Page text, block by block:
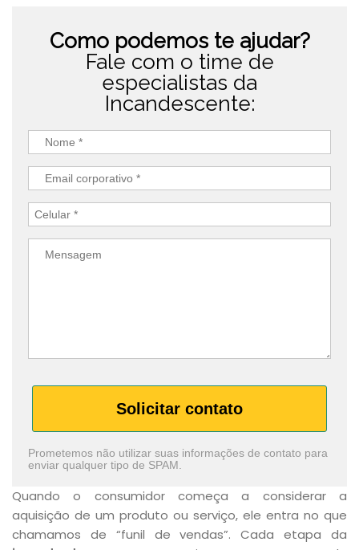
Como podemos te ajudar?
Fale com o time de
especialistas da
Incandescente:
Solicitar contato
Prometemos não utilizar suas informações de contato para
enviar qualquer tipo de SPAM.
Quando o consumidor começa a considerar a
aquisição de um produto ou serviço, ele entra no que
chamamos de “funil de vendas”. Cada etapa da